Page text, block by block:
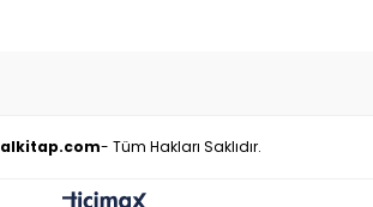
alkitap.com- Tüm Hakları Saklıdır.